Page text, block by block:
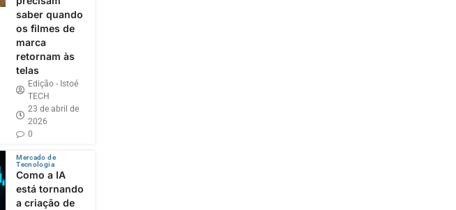
saber quando
os filmes de
marca
retornam às
telas
Edição - Istoé
TECH
23 de abril de
2026
0
Mercado de
Tecnologia
Como a IA
está tornando
a criação de